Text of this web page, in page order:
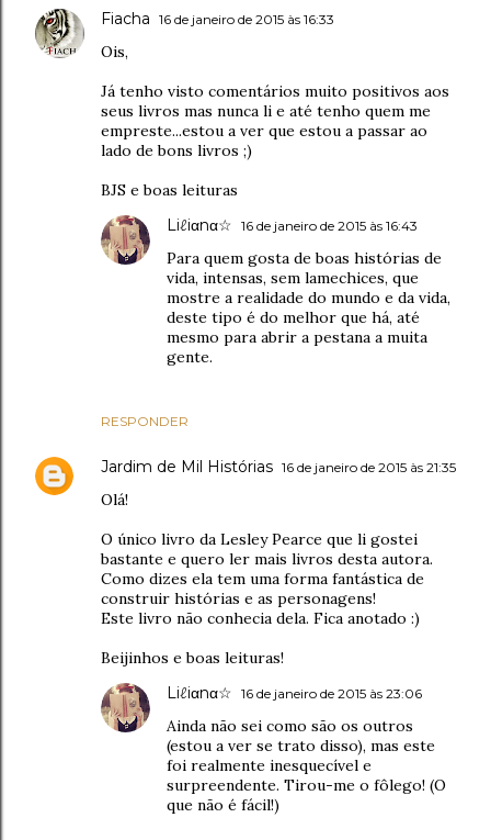
Fiacha 16 de janeiro de 2015 às 16:33
Ois,
Já tenho visto comentários muito positivos aos
seus livros mas nunca li e até tenho quem me
empreste...estou a ver que estou a passar ao
lado de bons livros ;)
BJS e boas leituras
RESPONDER
Liℓiαnα☆ 16 de janeiro de 2015 às 16:43
Para quem gosta de boas histórias de
vida, intensas, sem lamechices, que
mostre a realidade do mundo e da vida,
deste tipo é do melhor que há, até
mesmo para abrir a pestana a muita
gente.
Jardim de Mil Histórias 16 de janeiro de 2015 às 21:35
Olá!
O único livro da Lesley Pearce que li gostei
bastante e quero ler mais livros desta autora.
Como dizes ela tem uma forma fantástica de
construir histórias e as personagens!
Este livro não conhecia dela. Fica anotado :)
Beijinhos e boas leituras!
Liℓiαnα☆ 16 de janeiro de 2015 às 23:06
Ainda não sei como são os outros
(estou a ver se trato disso), mas este
foi realmente inesquecível e
surpreendente. Tirou-me o fôlego! (O
que não é fácil!)